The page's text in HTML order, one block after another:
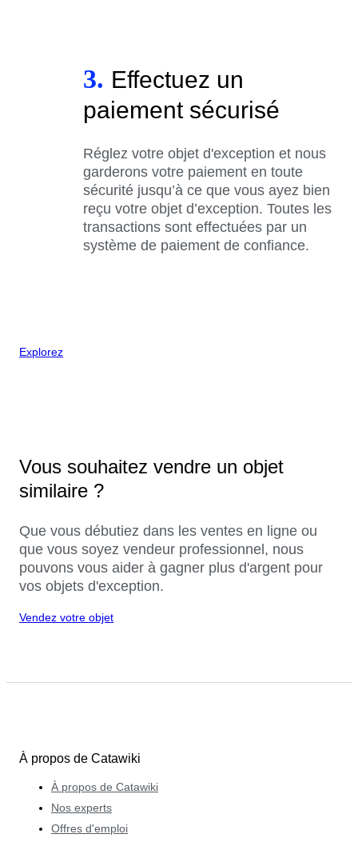
3. Effectuez un
paiement sécurisé
Réglez votre objet d'exception et nous
garderons votre paiement en toute
sécurité jusqu’à ce que vous ayez bien
reçu votre objet d’exception. Toutes les
transactions sont effectuées par un
système de paiement de confiance.
Explorez
Vous souhaitez vendre un objet
similaire ?
Que vous débutiez dans les ventes en ligne ou
que vous soyez vendeur professionnel, nous
pouvons vous aider à gagner plus d'argent pour
vos objets d'exception.
Vendez votre objet
À propos de Catawiki
À propos de Catawiki
Nos experts
Offres d'emploi